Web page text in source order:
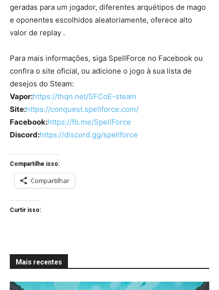
geradas para um jogador, diferentes arquétipos de mago
e oponentes escolhidos aleatoriamente, oferece alto
valor de replay .
Para mais informações, siga SpellForce no Facebook ou
confira o site oficial, ou adicione o jogo à sua lista de
desejos do Steam:
Vapor:https://thqn.net/SFCoE-steam
Site:https://conquest.spellforce.com/
Facebook:https://fb.me/SpellForce
Discord:https://discord.gg/spellforce
Compartilhe isso:
Compartilhar
Curtir isso:
Mais recentes